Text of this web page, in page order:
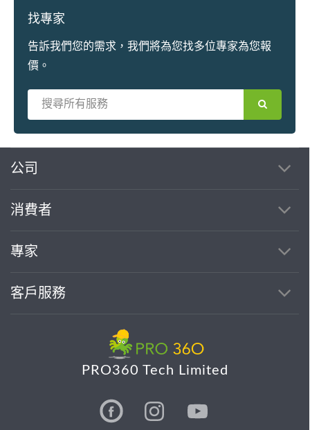
找專家
告訴我們您的需求，我們將為您找多位專家為您報
價。
公司
消費者
專家
客戶服務
PRO360 Tech Limited